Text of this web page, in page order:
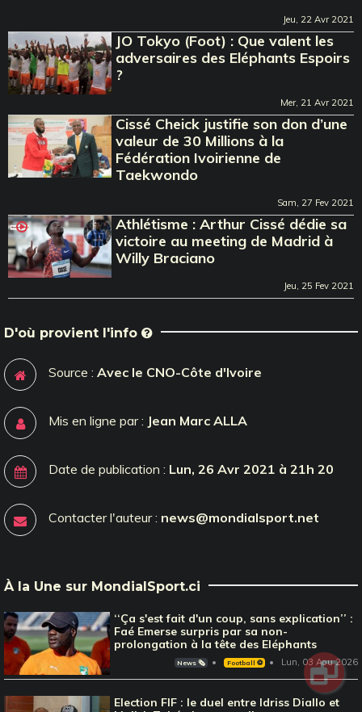
Jeu, 22 Avr 2021
JO Tokyo (Foot) : Que valent les
adversaires des Eléphants Espoirs
?
Mer, 21 Avr 2021
Cissé Cheick justifie son don d’une
valeur de 30 Millions à la
Fédération Ivoirienne de
Taekwondo
Sam, 27 Fev 2021
Athlétisme : Arthur Cissé dédie sa
victoire au meeting de Madrid à
Willy Braciano
Jeu, 25 Fev 2021
D'où provient l'info
Source : Avec le CNO-Côte d'Ivoire
Mis en ligne par : Jean Marc ALLA
Date de publication : Lun, 26 Avr 2021 à 21h 20
Contacter l'auteur : news@mondialsport.net
À la Une sur MondialSport.ci
‘‘Ça s'est fait d'un coup, sans explication’’ :
Faé Emerse surpris par sa non-
prolongation à la tête des Eléphants
News 🗞️ Football ⚽️ Lun, 03 Aou 2026
Election FIF : le duel entre Idriss Diallo et